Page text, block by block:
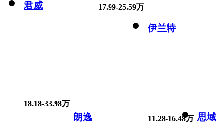
君威 17.99-25.59万
伊兰特
18.18-33.98万
朗逸 11.28-16.48万 思域